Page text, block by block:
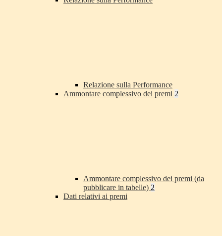
Relazione sulla Performance
Ammontare complessivo dei premi 2
Ammontare complessivo dei premi (da
pubblicare in tabelle) 2
Dati relativi ai premi